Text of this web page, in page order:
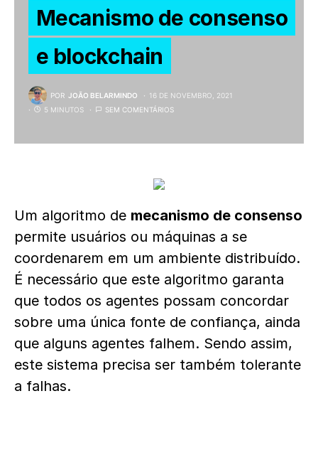
Mecanismo de consenso
e blockchain
POR JOÃO BELARMINDO
16 DE NOVEMBRO, 2021
5 MINUTOS
SEM COMENTÁRIOS
Um algoritmo de mecanismo de consenso
permite usuários ou máquinas a se
coordenarem em um ambiente distribuído.
É necessário que este algoritmo garanta
que todos os agentes possam concordar
sobre uma única fonte de confiança, ainda
que alguns agentes falhem. Sendo assim,
este sistema precisa ser também tolerante
a falhas.